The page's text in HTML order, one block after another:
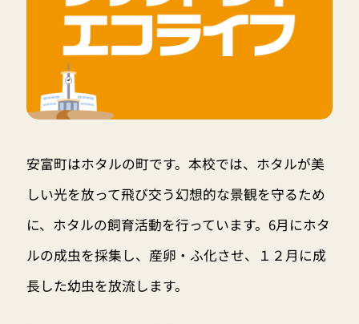
安富町はホタルの町です。本校では、ホタルが美
しい光を放って飛び交う幻想的な景観を守るため
に、ホタルの飼育活動を行っています。6月にホタ
ルの成虫を採集し、産卵・ふ化させ、１２月に成
長した幼虫を放流します。